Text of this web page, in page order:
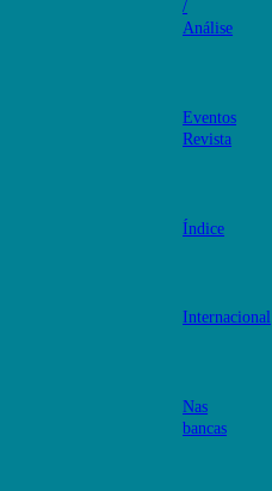
/
Análise
Eventos
Revista
Índice
Internacional
Nas
bancas